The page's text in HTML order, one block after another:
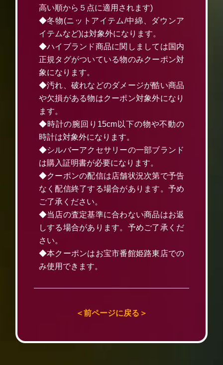
高い順から５点に適用されます)
◆冬物(ニットアイテム/中綿、ダウンア
イテムなど)は対象外になります。
◆ハイブランド商品に関しましては国内
正規タグがついている物のみクーポン対
象になります。
◆汚れ、破れなどのダメージが酷い商品
や欠損がある物はクーポン対象外になり
ます。
◆時計の腕回り15cm以下の物や不動の
時計は対象外になります。
◆シルバーアクセサリーの一部ブランド
は購入証明書が必要になります。
◆クーポンの配信は店舗状況次第で予告
なく配信終了する場合があります。予め
ご了承ください。
◆当店の査定基準に合わない商品はお返
しする場合があります。予めご了承くだ
さい。
◆本クーポンはお宝市番館姫路東店での
み使用できます。
＜前ページに戻る＞